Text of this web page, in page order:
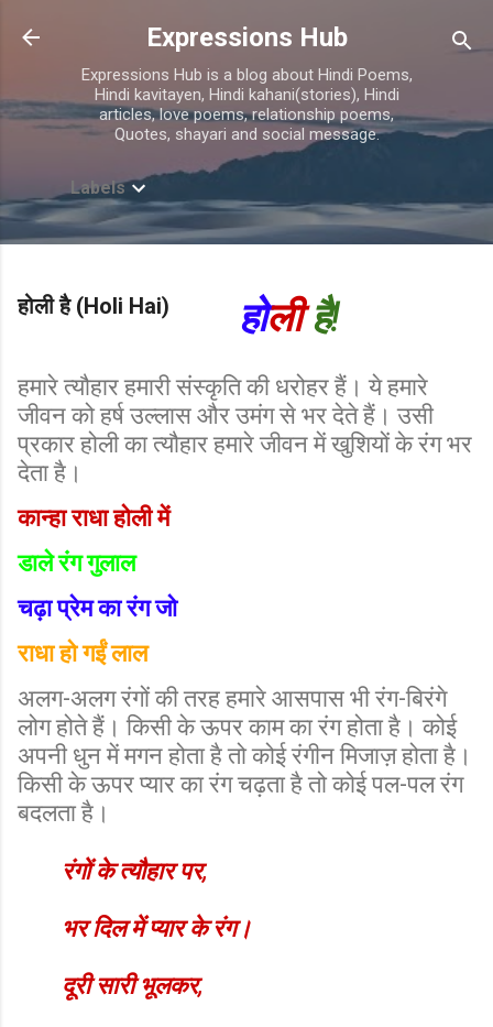
Skip to main content
Expressions Hub
Expressions Hub is a blog about Hindi Poems,
Hindi kavitayen, Hindi kahani(stories), Hindi
articles, love poems, relationship poems,
Quotes, shayari and social message.
Labels
होली है (Holi Hai) होली है!
हमारे त्यौहार हमारी संस्कृति की धरोहरहैं। ये हमारे
जीवन को हर्ष उल्लास और उमंग से भर देते हैं। उसी
प्रकार होली का त्यौहार हमारे जीवन में खुशियों के रंग भर
देता है।
कान्हा राधा होली में
डाले रंग गुलाल
चढ़ा प्रेम का रंग जो
राधा हो गईं लाल
अलग-अलग रंगों की तरह हमारे आसपास भी रंग-बिरंगे
लोग होते हैं। किसी के ऊपर काम का रंग होता है। कोई
अपनी धुन में मगन होता है तो कोई रंगीन मिजाज़ होता है।
किसी के ऊपर प्यार का रंग चढ़ता है तो कोई पल-पल रंग
बदलता है।
रंगों के त्यौहार पर,
भर दिल में प्यार के रंग।
दूरी सारी भूलकर,